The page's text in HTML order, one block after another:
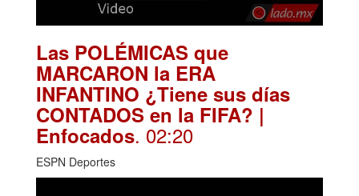
Las POLÉMICAS que
MARCARON la ERA
INFANTINO ¿Tiene sus días
CONTADOS en la FIFA? |
Enfocados. 02:20
ESPN Deportes